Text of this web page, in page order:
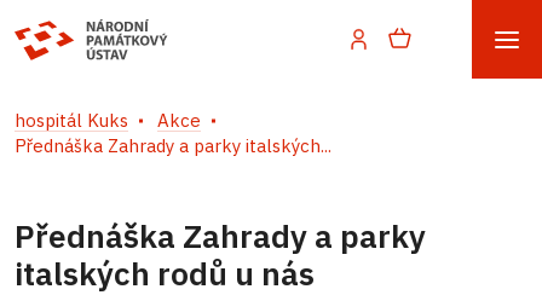
hospitál Kuks
Akce
Přednáška Zahrady a parky italských...
Přednáška Zahrady a parky
italských rodů u nás